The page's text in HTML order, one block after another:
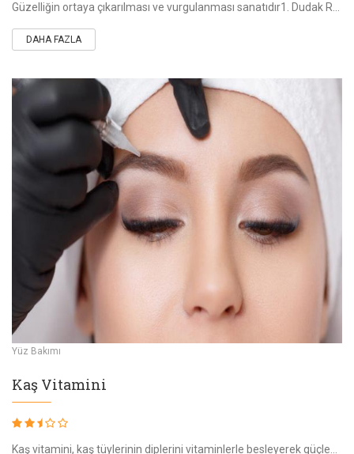
Güzelliğin ortaya çıkarılması ve vurgulanması sanatıdır1. Dudak RenklendirmeRenksiz, asimetrik, ince dudakların düzeltilmesi ya da renginin vurgulanarak da
DAHA FAZLA
Yüz Bakımı
Kaş Vitamini